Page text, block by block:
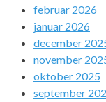
februar 2026
januar 2026
december
november
oktober 2025
september